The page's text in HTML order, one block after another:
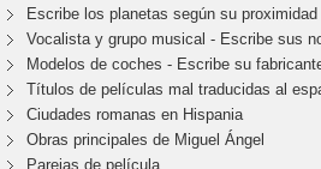
Escribe los planetas según su proximidad
Vocalista y grupo musical - Escribe sus
Modelos de coches - Escribe su
Títulos de películas mal traducidas al
Ciudades romanas en Hispania
Obras principales de Miguel Ángel
Parejas de película